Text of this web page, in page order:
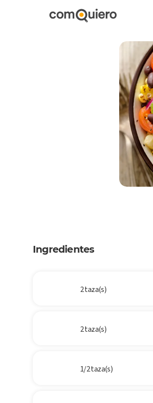
Ingredientes
2 taza(s)
2 taza(s)
1/2 taza(s)